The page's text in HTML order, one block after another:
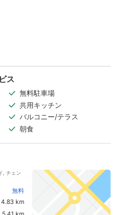
ス
無料駐車場
共用キッチン
バルコニー/テラス
朝食
, チェン
無料
4.83 km